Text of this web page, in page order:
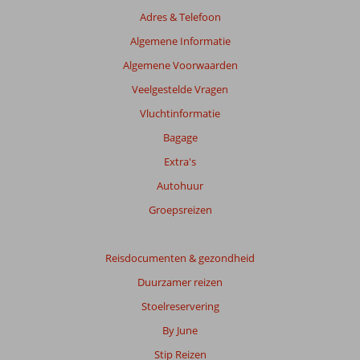
Adres & Telefoon
Algemene Informatie
Algemene Voorwaarden
Veelgestelde Vragen
Vluchtinformatie
Bagage
Extra's
Autohuur
Groepsreizen
Reisdocumenten & gezondheid
Duurzamer reizen
Stoelreservering
By June
Stip Reizen